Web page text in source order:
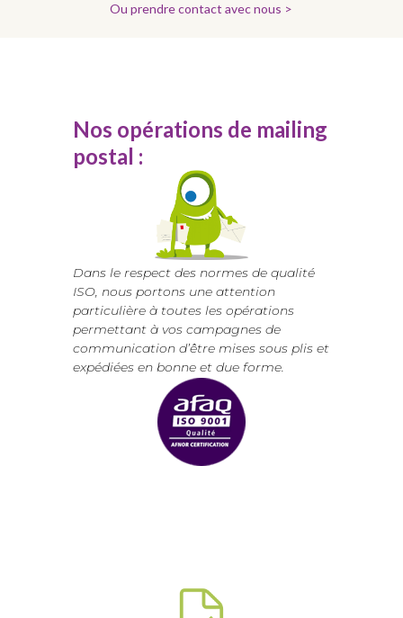
Ou prendre contact avec nous >
Nos opérations de mailing
postal :
Dans le respect des normes de qualité
ISO, nous portons une attention
particulière à toutes les opérations
permettant à vos campagnes de
communication d’être mises sous plis et
expédiées en bonne et due forme.